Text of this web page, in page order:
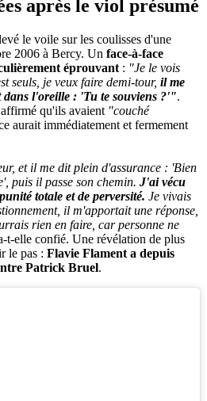
après le viol présumé
le voile sur les coulisses d'une
2006 à Bercy. Un face-à-face
éprouvant : "Je le vois
seuls, je veux faire demi-tour, il me
dans l'oreille : 'Tu te souviens ?'".
qu'ils avaient "couché
aurait immédiatement et fermement
et il me dit plein d'assurance : 'Bien
puis il passe son chemin. J'ai vécu
totale et de perversité. Je vivais
il m'apportait une réponse,
rien en faire, car personne ne
t-elle confié. Une révélation de plus
le pas : Flavie Flament a depuis
Patrick Bruel.